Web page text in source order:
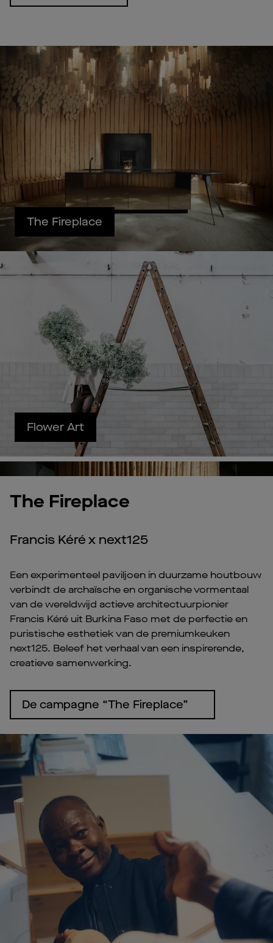
The Fireplace
Flower Art
The Fireplace
Francis Kéré x next125
Een experimenteel paviljoen in duurzame houtbouw
verbindt de archaïsche en organische vormentaal
van de wereldwijd actieve architectuurpionier
Francis Kéré uit Burkina Faso met de perfectie en
puristische esthetiek van de premiumkeuken
next125. Beleef het verhaal van een inspirerende,
creatieve samenwerking.
De campagne “The Fireplace”